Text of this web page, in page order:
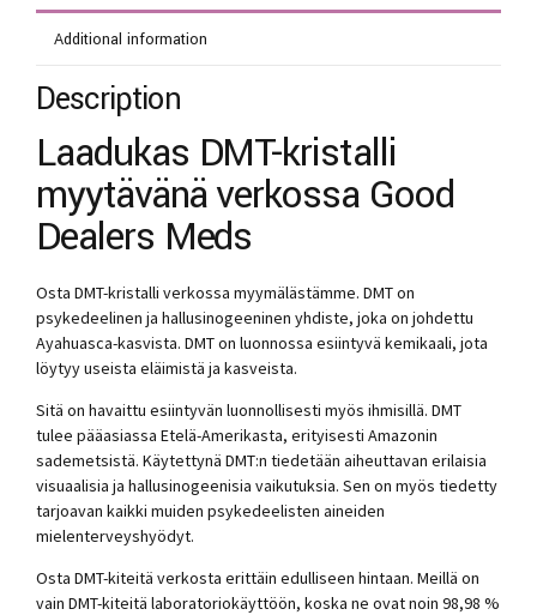
Additional information
Description
Laadukas DMT-kristalli
myytävänä verkossa Good
Dealers Meds
Osta DMT-kristalli verkossa myymälästämme. DMT on
psykedeelinen ja hallusinogeeninen yhdiste, joka on johdettu
Ayahuasca-kasvista. DMT on luonnossa esiintyvä kemikaali, jota
löytyy useista eläimistä ja kasveista.
Sitä on havaittu esiintyvän luonnollisesti myös ihmisillä. DMT
tulee pääasiassa Etelä-Amerikasta, erityisesti Amazonin
sademetsistä. Käytettynä DMT:n tiedetään aiheuttavan erilaisia ​​
visuaalisia ja hallusinogeenisia vaikutuksia. Sen on myös tiedetty
tarjoavan kaikki muiden psykedeelisten aineiden
mielenterveyshyödyt.
Osta DMT-kiteitä verkosta erittäin edulliseen hintaan. Meillä on
vain DMT-kiteitä laboratoriokäyttöön, koska ne ovat noin 98,98 %